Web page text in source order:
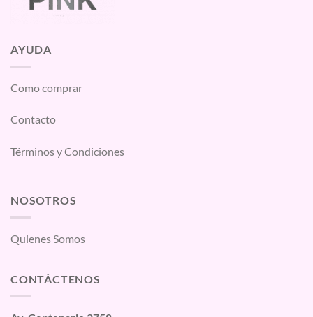
AYUDA
Como comprar
Contacto
Términos y Condiciones
NOSOTROS
Quienes Somos
CONTÁCTENOS